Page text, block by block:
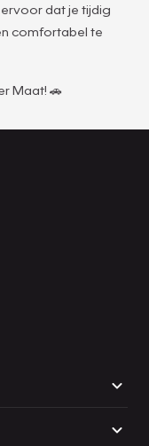
dat je tijdig
comfortabel te
Maat! 🚗